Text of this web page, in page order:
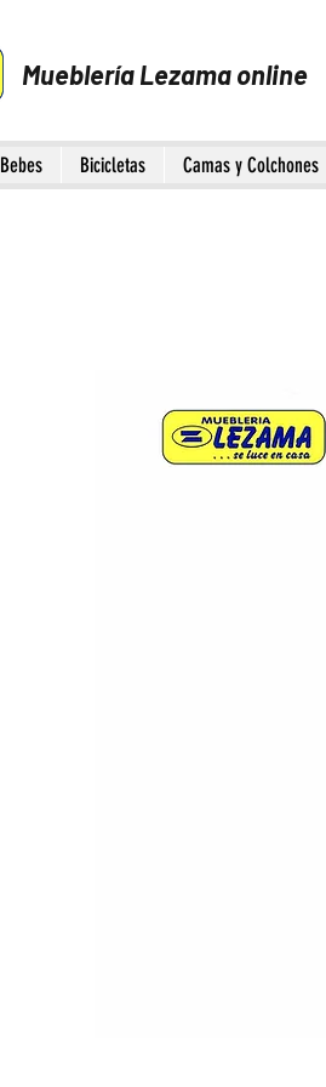
Mueblería Lezama online
Bebes Bicicletas Camas y Colchones